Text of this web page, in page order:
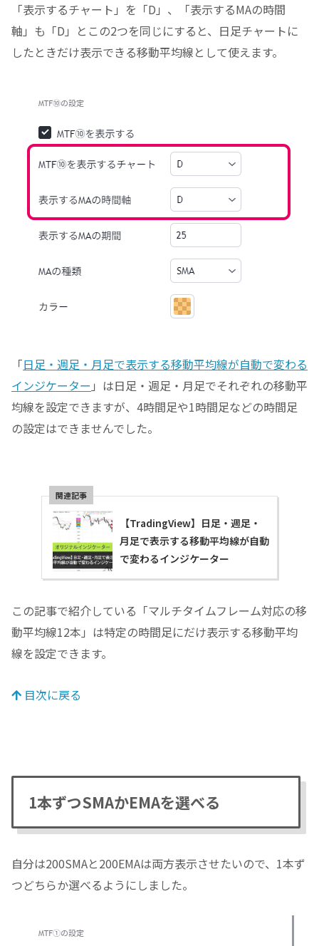
「表示するチャート」を「D」、「表示するMAの時間
軸」も「D」とこの2つを同じにすると、日足チャートに
したときだけ表示できる移動平均線として使えます。
「日足・週足・月足で表示する移動平均線が自動で変わる
インジケーター 」は日足・週足・月足でそれぞれの移動平
均線を設定できますが、4時間足や1時間足などの時間足
の設定はできませんでした。
【TradingView】日足・週足・
月足で表示する移動平均線が自動
で変わるインジケーター
この記事で紹介している「マルチタイムフレーム対応の移
動平均線12本」は特定の時間足にだけ表示する移動平均
線を設定できます。
目次に戻る
1本ずつSMAかEMAを選べる
自分は200SMAと200EMAは両方表示させたいので、1本ず
つどちらか選べるようにしました。